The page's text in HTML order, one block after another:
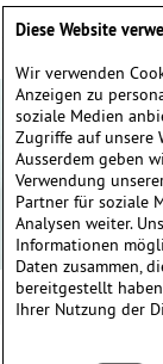
Diese Website
Wir verwenden
Anzeigen zu
soziale Medien
Zugriffe auf unsere
Ausserdem geben
Verwendung
Partner für soziale
Analysen weiter.
Informationen
Daten zusammen,
bereitgestellt
Ihrer Nutzung der